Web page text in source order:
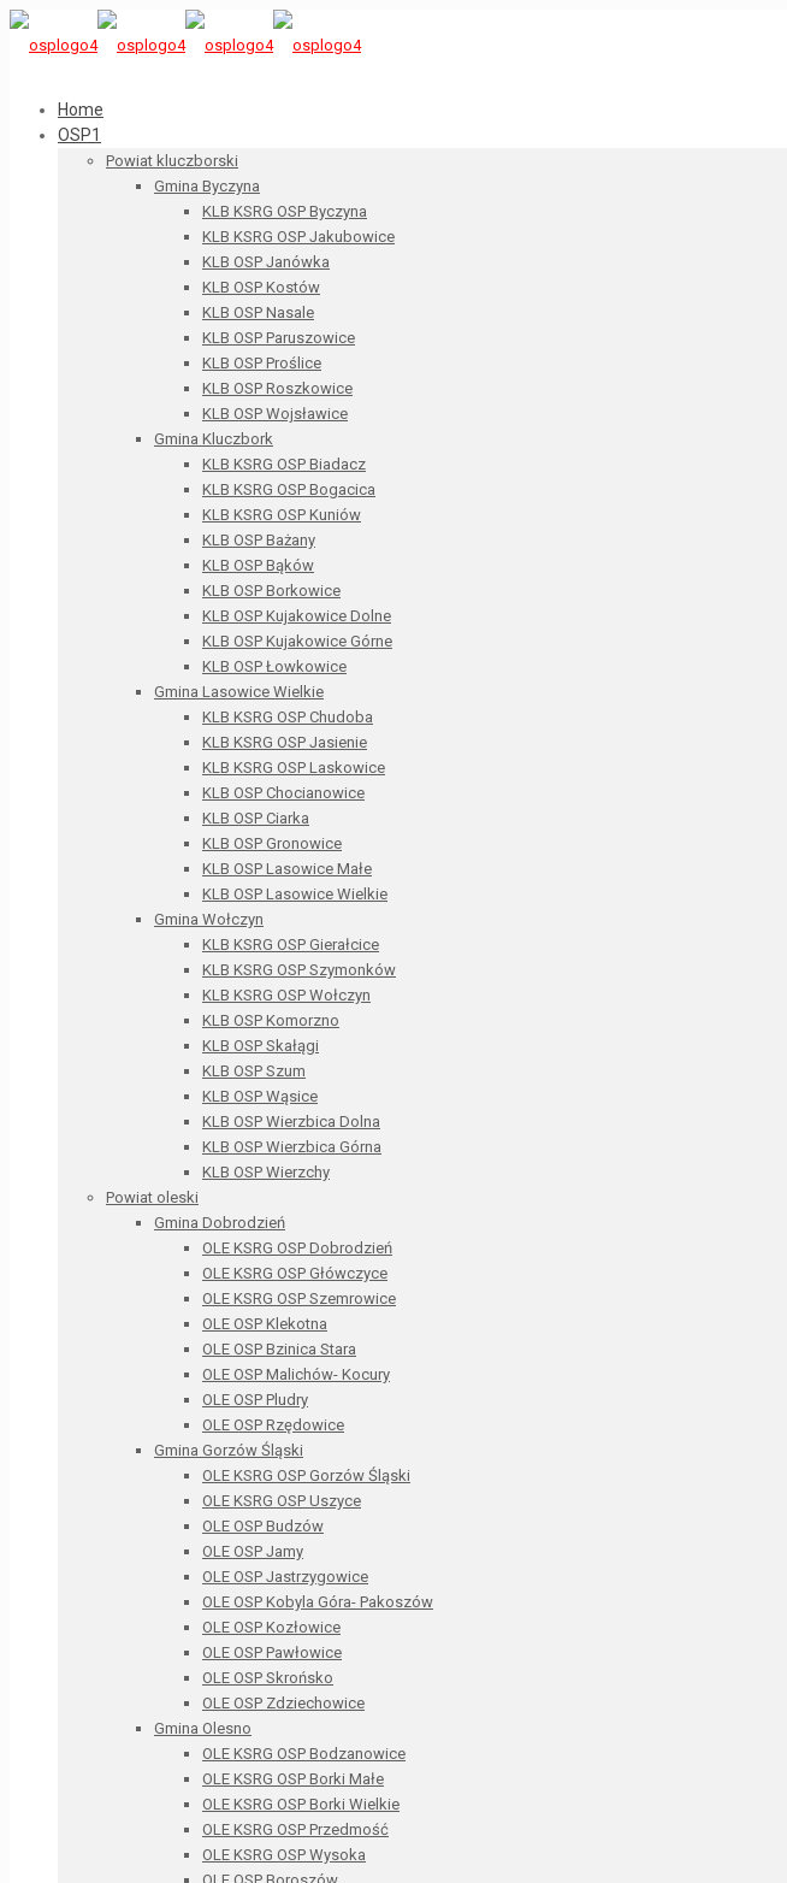
Home
OSP1
Powiat kluczborski
Gmina Byczyna
KLB KSRG OSP Byczyna
KLB KSRG OSP Jakubowice
KLB OSP Janówka
KLB OSP Kostów
KLB OSP Nasale
KLB OSP Paruszowice
KLB OSP Proślice
KLB OSP Roszkowice
KLB OSP Wojsławice
Gmina Kluczbork
KLB KSRG OSP Biadacz
KLB KSRG OSP Bogacica
KLB KSRG OSP Kuniów
KLB OSP Bażany
KLB OSP Bąków
KLB OSP Borkowice
KLB OSP Kujakowice Dolne
KLB OSP Kujakowice Górne
KLB OSP Łowkowice
Gmina Lasowice Wielkie
KLB KSRG OSP Chudoba
KLB KSRG OSP Jasienie
KLB KSRG OSP Laskowice
KLB OSP Chocianowice
KLB OSP Ciarka
KLB OSP Gronowice
KLB OSP Lasowice Małe
KLB OSP Lasowice Wielkie
Gmina Wołczyn
KLB KSRG OSP Gierałcice
KLB KSRG OSP Szymonków
KLB KSRG OSP Wołczyn
KLB OSP Komorzno
KLB OSP Skałągi
KLB OSP Szum
KLB OSP Wąsice
KLB OSP Wierzbica Dolna
KLB OSP Wierzbica Górna
KLB OSP Wierzchy
Powiat oleski
Gmina Dobrodzień
OLE KSRG OSP Dobrodzień
OLE KSRG OSP Główczyce
OLE KSRG OSP Szemrowice
OLE OSP Klekotna
OLE OSP Bzinica Stara
OLE OSP Malichów- Kocury
OLE OSP Pludry
OLE OSP Rzędowice
Gmina Gorzów Śląski
OLE KSRG OSP Gorzów Śląski
OLE KSRG OSP Uszyce
OLE OSP Budzów
OLE OSP Jamy
OLE OSP Jastrzygowice
OLE OSP Kobyla Góra- Pakoszów
OLE OSP Kozłowice
OLE OSP Pawłowice
OLE OSP Skrońsko
OLE OSP Zdziechowice
Gmina Olesno
OLE KSRG OSP Bodzanowice
OLE KSRG OSP Borki Małe
OLE KSRG OSP Borki Wielkie
OLE KSRG OSP Przedmość
OLE KSRG OSP Wysoka